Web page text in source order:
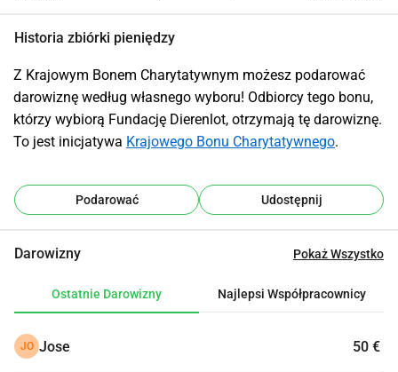
Historia zbiórki pieniędzy
Z Krajowym Bonem Charytatywnym możesz podarować
darowiznę według własnego wyboru! Odbiorcy tego bonu,
To jest inicjatywa Krajowego Bonu Charytatywnego.
Podarować Udostępnij
Darowizny Pokaż Wszystko
Ostatnie Darowizny Najlepsi Współpracownicy
JO Jose 50 €